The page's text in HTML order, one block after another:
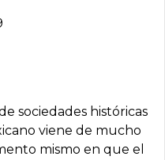
sociedades históricas
viene de mucho
mismo en que el